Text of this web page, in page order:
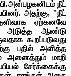
நீட்
அதற்கு, "நீட்
ஏற்கனவே
அடுத்த ஆண்டு
கூறப்படுவது
பதில் அளித்த
அனைத்தும் மாறி
சேர்க்கைக்கு